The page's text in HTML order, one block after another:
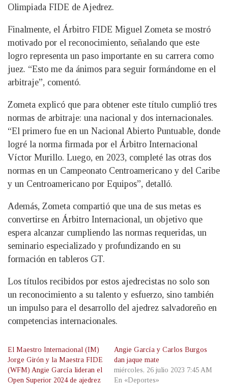
Olimpiada FIDE de Ajedrez.
Finalmente, el Árbitro FIDE Miguel Zometa se mostró
motivado por el reconocimiento, señalando que este
logro representa un paso importante en su carrera como
juez. “Esto me da ánimos para seguir formándome en el
arbitraje”, comentó.
Zometa explicó que para obtener este título cumplió tres
normas de arbitraje: una nacional y dos internacionales.
“El primero fue en un Nacional Abierto Puntuable, donde
logré la norma firmada por el Árbitro Internacional
Víctor Murillo. Luego, en 2023, completé las otras dos
normas en un Campeonato Centroamericano y del Caribe
y un Centroamericano por Equipos”, detalló.
Además, Zometa compartió que una de sus metas es
convertirse en Árbitro Internacional, un objetivo que
espera alcanzar cumpliendo las normas requeridas, un
seminario especializado y profundizando en su
formación en tableros GT.
Los títulos recibidos por estos ajedrecistas no solo son
un reconocimiento a su talento y esfuerzo, sino también
un impulso para el desarrollo del ajedrez salvadoreño en
competencias internacionales.
El Maestro Internacional (IM)
Jorge Girón y la Maestra FIDE
(WFM) Angie García lideran el
Open Superior 2024 de ajedrez
Angie García y Carlos Burgos
dan jaque mate
miércoles, 26 julio 2023 7:45 AM
En «Deportes»